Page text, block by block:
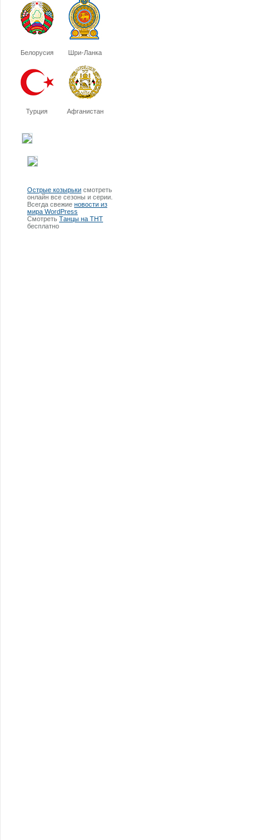
Белорусия Шри-Ланка
Турция Афганистан
Острые козырьки смотреть
онлайн все сезоны и серии.
Всегда свежие новости из
мира WordPress
Смотреть Танцы на ТНТ
бесплатно